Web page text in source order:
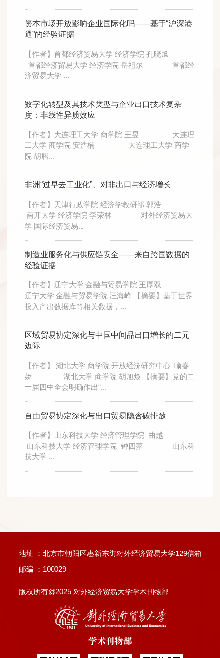
资本市场开放影响企业国际化吗——基于“沪深港
通”的经验证据
【作者】首都经济贸易大学 经济学院 孔晓旭
首都经济贸易大学 经济学院 岳祖尔 首都经
济贸易大学 ...
数字化转型及其技术类型与企业出口技术复杂
度：非线性异质效应
【作者】大连理工大学 商学院 王昱 大连理
工大学 商学院 安浩楠 大连理工大学 商学
院 胡腾...
非洲“过早去工业化”、对非出口与经济增长
【作者】天津行政学院 经济学教研部 郭浩
南开大学 经济学院 李荣林 对外经济贸易大
学 国际经济贸易...
制造业服务化与供应链安全——来自跨国数据的
经验证据
【作者】辽宁大学 金融与贸易学院 王厚双
辽宁大学 金融与贸易学院 汪海峰 【摘要】基于世界
投入产出数据库等相关数据，...
区域贸易协定深化与中国中间品出口增长的二元
边际
【作者】 湖北大学 商学院 开放经济研究中心 喻春
娇 湖北大学 商学院 胡旭焕 【摘要】党的二
十届四中全会明确作出“...
自由贸易协定深化与出口贸易隐含碳排放
【作者】山东科技大学 经济管理学院 曲越
山东科技大学 经济管理学院 钟四萍 山东科
技大学 ...
地址 ：北京市朝阳区惠新东街对外经济贸易大学129信箱
邮编 ：100029
版权所有@2025 对外经济贸易大学学术刊物部